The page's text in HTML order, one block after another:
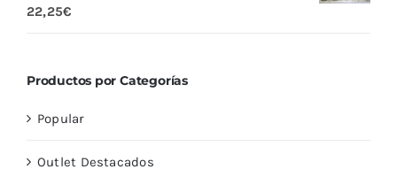
Valorado
con
5.00
22,25€
Productos por Categorías
Popular
Outlet Destacados